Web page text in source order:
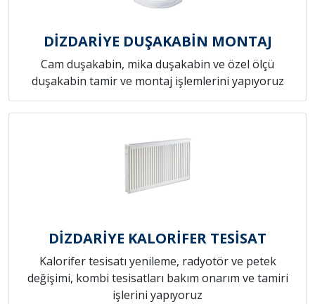
DİZDARİYE DUŞAKABİN MONTAJ
Cam duşakabin, mika duşakabin ve özel ölçü
duşakabin tamir ve montaj işlemlerini yapıyoruz
DİZDARİYE KALORİFER TESİSAT
Kalorifer tesisatı yenileme, radyotör ve petek
değişimi, kombi tesisatları bakım onarım ve tamiri
işlerini yapıyoruz